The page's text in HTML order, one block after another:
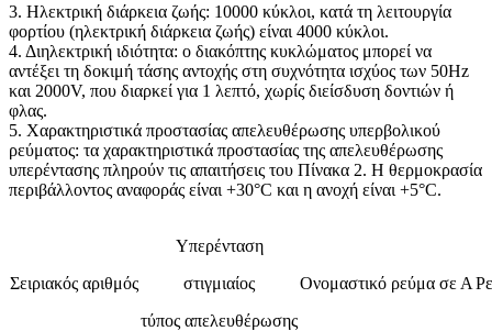
3. Ηλεκτρική διάρκεια ζωής: 10000 κύκλοι, κατά τη λειτουργία
φορτίου (ηλεκτρική διάρκεια ζωής) είναι 4000 κύκλοι.
4. Διηλεκτρική ιδιότητα: ο διακόπτης κυκλώματος μπορεί να
αντέξει τη δοκιμή τάσης αντοχής στη συχνότητα ισχύος των 50Hz
και 2000V, που διαρκεί για 1 λεπτό, χωρίς διείσδυση δοντιών ή
φλας.
5. Χαρακτηριστικά προστασίας απελευθέρωσης υπερβολικού
ρεύματος: τα χαρακτηριστικά προστασίας της απελευθέρωσης
υπερέντασης πληρούν τις απαιτήσεις του Πίνακα 2. Η θερμοκρασία
περιβάλλοντος αναφοράς είναι +30°C και η ανοχή είναι +5°C.
Σειριακός αριθμός
Υπερένταση
στιγμιαίος
τύπος απελευθέρωσης
Ονομαστικό ρεύμα σε Α